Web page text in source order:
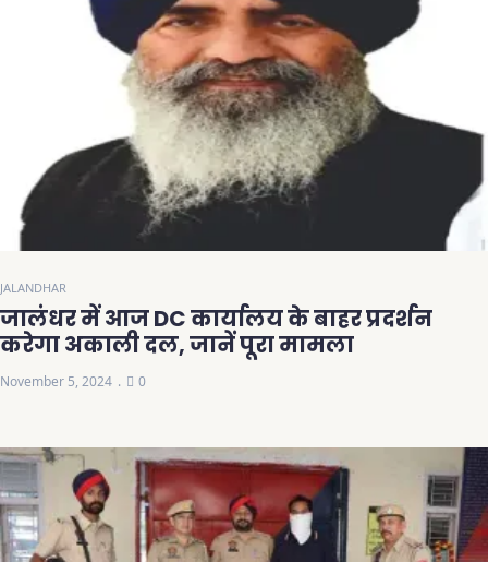
JALANDHAR
जालंधर में आज DC कार्यालय के बाहर प्रदर्शन
करेगा अकाली दल, जानें पूरा मामला
November 5, 2024 0